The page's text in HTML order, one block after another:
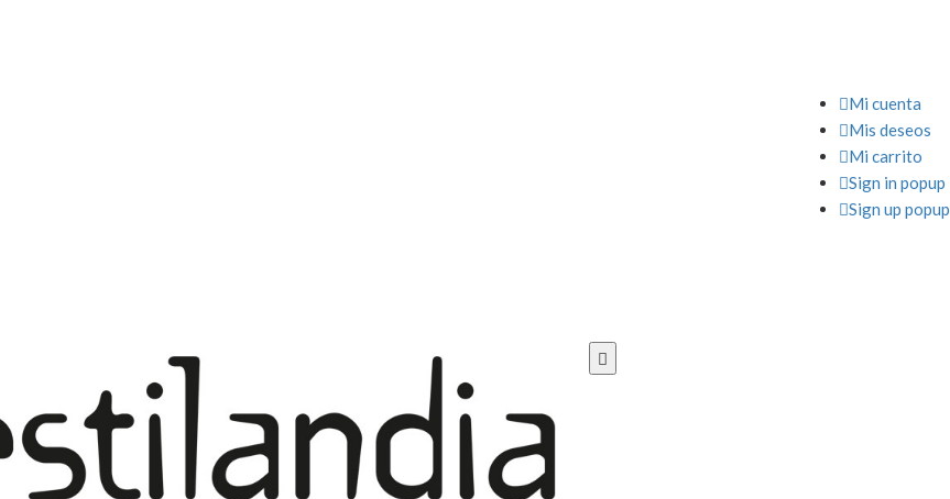
Mi cuenta
Mis deseos
Mi carrito
Sign in popup
Sign up popup
